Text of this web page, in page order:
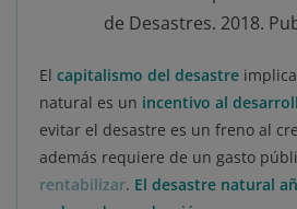
de Desastres. 2018.
El capitalismo del desastre
natural es un incentivo al
evitar el desastre es un freno al
además requiere de un gasto
rentabilizar. El desastre natural